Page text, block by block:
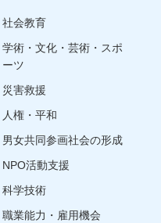
社会教育
学術・文化・芸術・スポ
ーツ
災害救援
人権・平和
男女共同参画社会の形成
NPO活動支援
科学技術
職業能力・雇用機会